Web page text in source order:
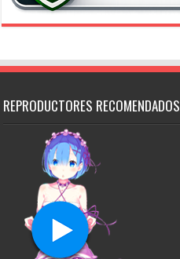
REPRODUCTORES RECOMENDADOS